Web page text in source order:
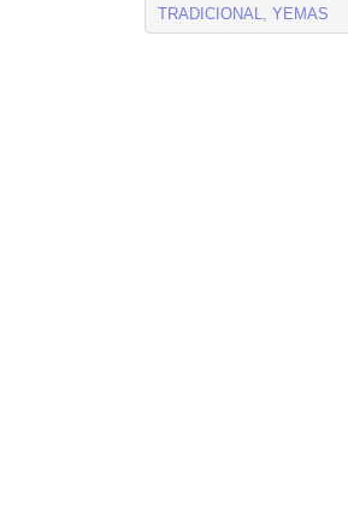
TRADICIONAL, YEMAS